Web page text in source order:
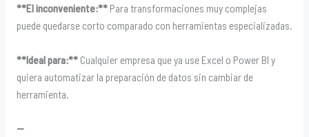
**El inconveniente:**Para transformaciones muy complejas
puede quedarse corto comparado con herramientas especializadas.
**Ideal para:**Cualquier empresa que ya use Excel o Power BI y
quiera automatizar la preparación de datos sin cambiar de
herramienta.
—